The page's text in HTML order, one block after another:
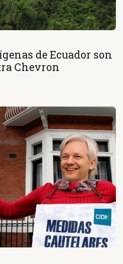
de Ecuador son
Chevron